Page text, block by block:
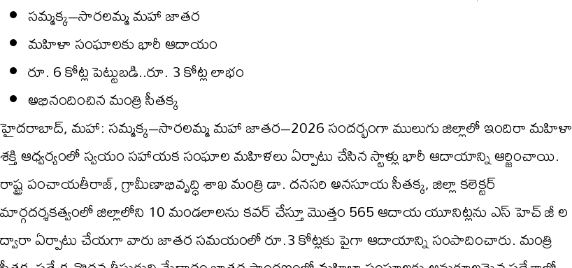
సమ్మక్క–సారలమ్మ మహా జాతర
మహిళా సంఘాలకు భారీ ఆదాయం
రూ. 6 కోట్ల పెట్టుబ‌డి..రూ. 3 కోట్ల లాభం
అభినందించిన మంత్రి సీత‌క్క‌
హైదరాబాద్, మహా: సమ్మక్క–సారలమ్మ మహా జాతర–2026 సందర్భంగా ములుగు జిల్లాలో ఇందిరా మహిళా
శక్తి ఆధ్వర్యంలో స్వయం సహాయక సంఘాల మహిళలు ఏర్పాటు చేసిన స్టాళ్లు భారీ ఆదాయాన్ని ఆర్జించాయి.
రాష్ట్ర పంచాయతీరాజ్, గ్రామీణాభివృద్ధి శాఖ మంత్రి డా. దనసరి అనసూయ సీతక్క, జిల్లా కలెక్టర్
మార్గదర్శకత్వంలో జిల్లాలోని 10 మండలాలను కవర్ చేస్తూ మొత్తం 565 ఆదాయ యూనిట్లను ఎస్ హెచ్ జీ ల
ద్వారా ఏర్పాటు చేయగా వారు జాత‌ర స‌మ‌యంలో రూ.3 కోట్ల‌కు పైగా ఆదాయాన్ని సంపాదించారు. మంత్రి